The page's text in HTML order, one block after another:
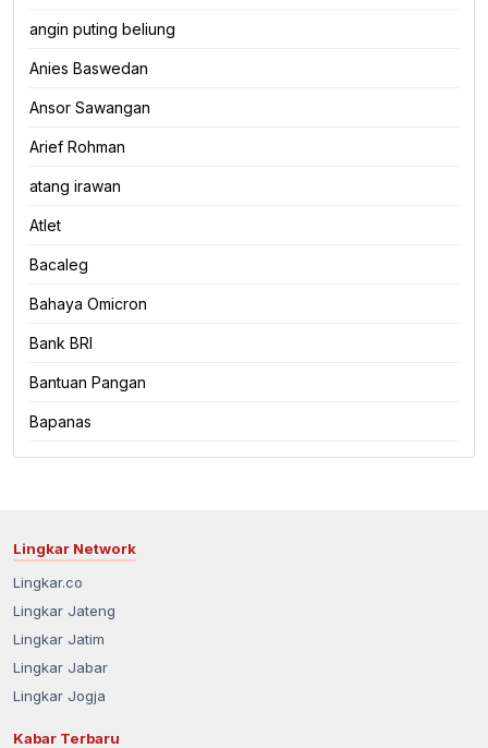
angin puting beliung
Anies Baswedan
Ansor Sawangan
Arief Rohman
atang irawan
Atlet
Bacaleg
Bahaya Omicron
Bank BRI
Bantuan Pangan
Bapanas
Lingkar Network
Lingkar.co
Lingkar Jateng
Lingkar Jatim
Lingkar Jabar
Lingkar Jogja
Kabar Terbaru